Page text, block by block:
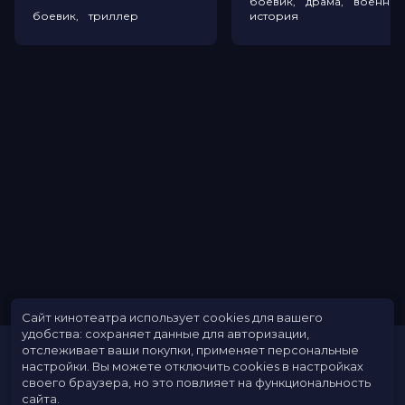
боевик, триллер
история
Сайт кинотеатра использует cookies для вашего
удобства: сохраняет данные для авторизации,
отслеживает ваши покупки, применяет персональные
настройки. Вы можете отключить cookies в настройках
своего браузера, но это повлияет на функциональность
сайта.